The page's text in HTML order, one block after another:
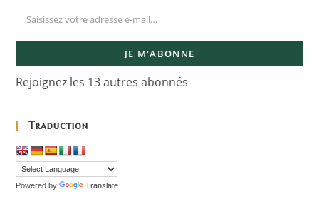
JE M'ABONNE
Rejoignez les 13 autres abonnés
Traduction
Powered by Translate